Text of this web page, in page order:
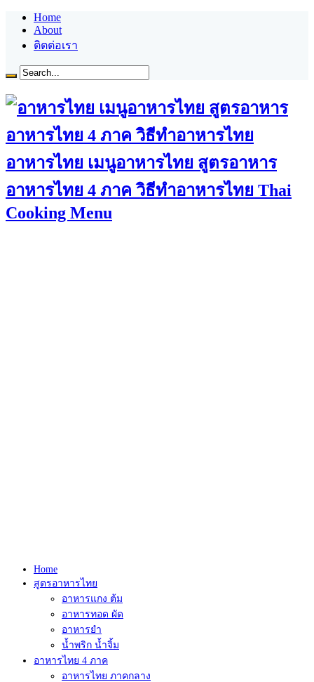
Home
About
ติตต่อเรา
อาหารไทย เมนูอาหารไทย สูตรอาหาร
อาหารไทย 4 ภาค วิธีทำอาหารไทย Thai
Cooking Menu
Home
สูตรอาหารไทย
อาหารแกง ต้ม
อาหารทอด ผัด
อาหารยำ
น้ำพริก น้ำจิ้ม
อาหารไทย 4 ภาค
อาหารไทย ภาคกลาง